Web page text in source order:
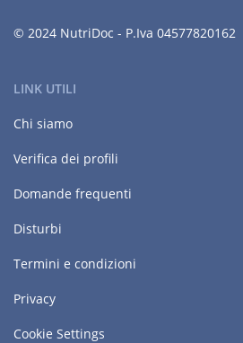
© 2024 NutriDoc - P.Iva 04577820162
LINK UTILI
Chi siamo
Verifica dei profili
Domande frequenti
Disturbi
Termini e condizioni
Privacy
Cookie Settings